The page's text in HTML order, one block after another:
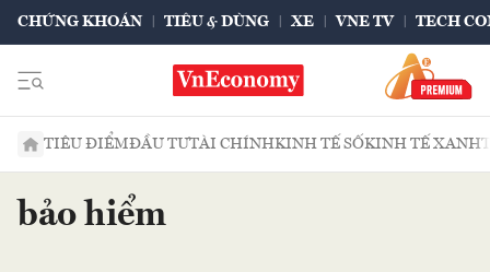
CHỨNG KHOÁN TIÊU & DÙNG XE VNE TV TECH
TIÊU ĐIỂMĐẦU TƯTÀI CHÍNHKINH TẾ SỐKINH TẾ XANH
bảo hiểm